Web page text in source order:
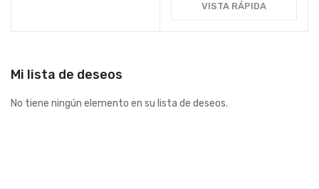
VISTA RÁPIDA
Mi lista de deseos
No tiene ningún elemento en su lista de deseos.